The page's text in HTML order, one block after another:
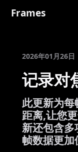
Frames
2026年01月26日
记录对
此更新为
距离,让您
新还包含
帧数据更加